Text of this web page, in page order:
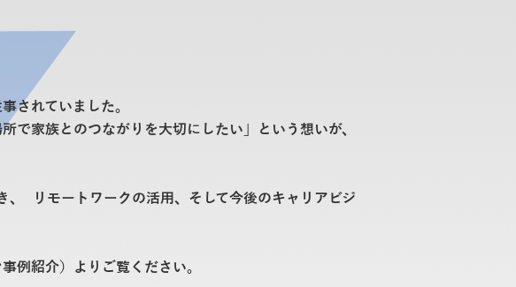
されていました。
で家族とのつながりを大切にしたい」という想いが、
、 リモートワークの活用、そして今後のキャリアビジ
例紹介）よりご覧ください。